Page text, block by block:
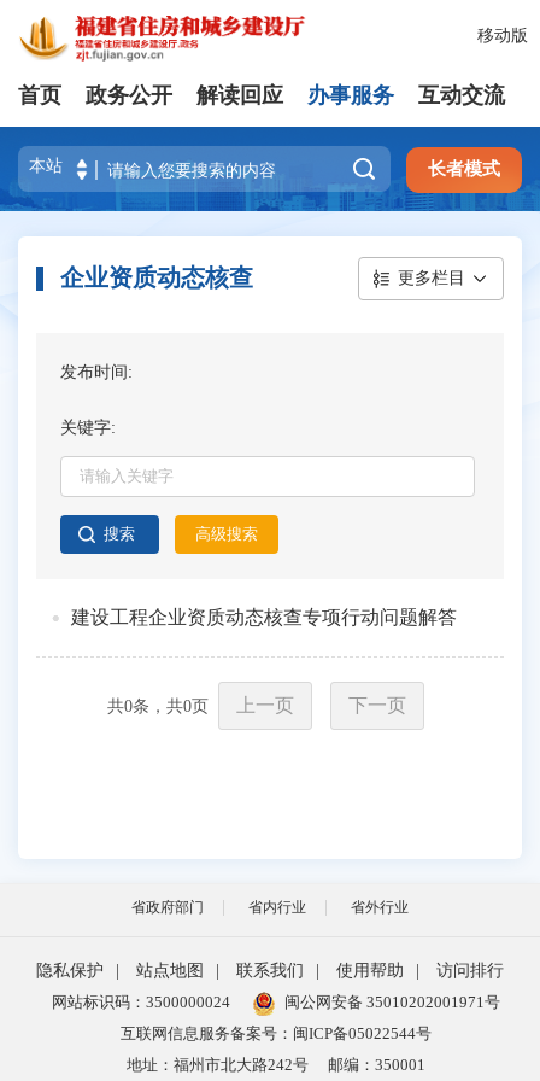
移动版
首页 政务公开 解读回应 办事服务 互动交流
 长者模式
企业资质动态核查 更多栏目
发布时间:
关键字:
建设工程企业资质动态核查专项行动问题解答
共0条，共0页 上一页 下一页
省政府部门 省内行业 省外行业
隐私保护 站点地图 联系我们 使用帮助
访问排行
网站标识码：3500000024
闽公网安备 35010202001971号
互联网信息服务备案号：闽ICP备05022544号
地址：福州市北大路242号
邮编：350001